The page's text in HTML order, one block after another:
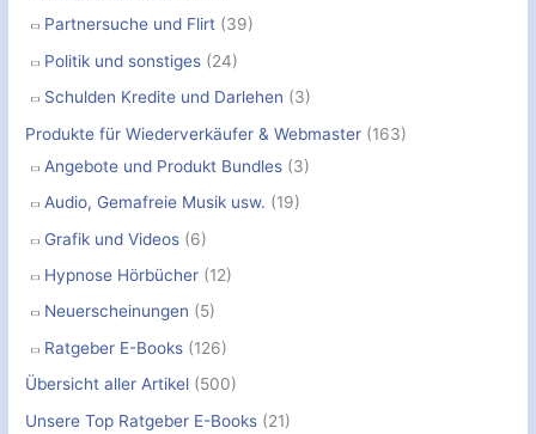
Partnersuche und Flirt (39)
Politik und sonstiges (24)
Schulden Kredite und Darlehen (3)
Produkte für Wiederverkäufer & Webmaster (163)
Angebote und Produkt Bundles (3)
Audio, Gemafreie Musik usw. (19)
Grafik und Videos (6)
Hypnose Hörbücher (12)
Neuerscheinungen (5)
Ratgeber E-Books (126)
Übersicht aller Artikel (500)
Unsere Top Ratgeber E-Books (21)